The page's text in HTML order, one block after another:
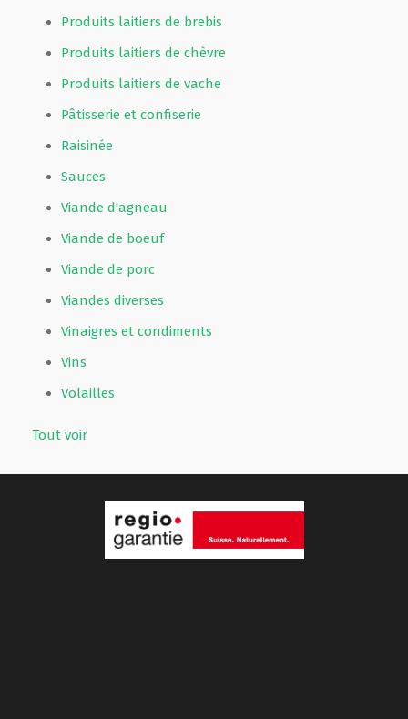
Produits laitiers de brebis
Produits laitiers de chèvre
Produits laitiers de vache
Pâtisserie et confiserie
Raisinée
Sauces
Viande d'agneau
Viande de boeuf
Viande de porc
Viandes diverses
Vinaigres et condiments
Vins
Volailles
Tout voir